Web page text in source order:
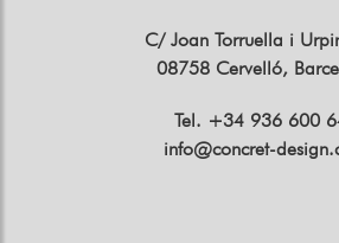
C/ Joan Torruella i
08758 Cervelló,
Tel. +34 936 600
info@concret-